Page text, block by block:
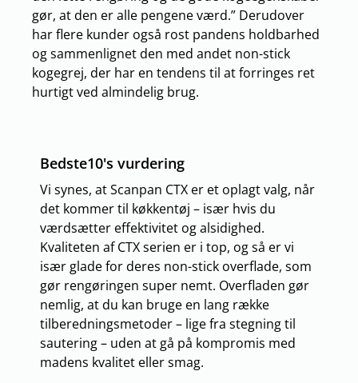
gør, at den er alle pengene værd.” Derudover
har flere kunder også rost pandens holdbarhed
og sammenlignet den med andet non-stick
kogegrej, der har en tendens til at forringes ret
hurtigt ved almindelig brug.
Bedste10's vurdering
Vi synes, at Scanpan CTX er et oplagt valg, når
det kommer til køkkentøj – især hvis du
værdsætter effektivitet og alsidighed.
Kvaliteten af CTX serien er i top, og så er vi
især glade for deres non-stick overflade, som
gør rengøringen super nemt. Overfladen gør
nemlig, at du kan bruge en lang række
tilberedningsmetoder – lige fra stegning til
sautering – uden at gå på kompromis med
madens kvalitet eller smag.